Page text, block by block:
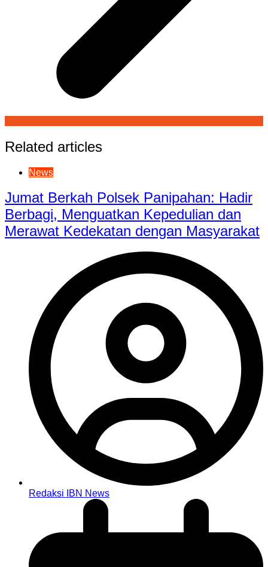
Related articles
News
Jumat Berkah Polsek Panipahan: Hadir
Berbagi, Menguatkan Kepedulian dan
Merawat Kedekatan dengan Masyarakat
Redaksi IBN News